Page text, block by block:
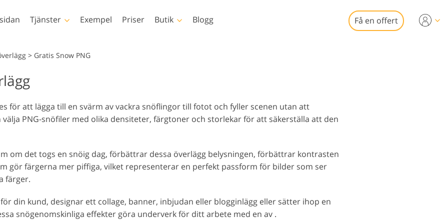
Tjänster
Modely oblečenia
generované umelou
inteligenciou
Fotomanipulation Foto restaurering
Exempel Priser Butik
Photoshop
Photoshop-åtgärder
Photoshop-överlägg
Photoshop texturer
Hela Ps Overlays-paket
Alla hjärtans dag-kort
Bröllopsinbjudningar
videoöverlägg
Blogg Få en offert
> Gratis Snow PNG
för att lägga till en svärm av vackra snöflingor till fotot och fyller scenen utan att
PNG-snöfiler med olika densiteter, färgtoner och storlekar för att säkerställa att den
om det togs en snöig dag, förbättrar dessa överlägg belysningen, förbättrar kontrasten
gör färgerna mer piffiga, vilket representerar en perfekt passform för bilder som ser
färger.
din kund, designar ett collage, banner, inbjudan eller blogginlägg eller sätter ihop en
snögenomskinliga effekter göra underverk för ditt arbete med en av .